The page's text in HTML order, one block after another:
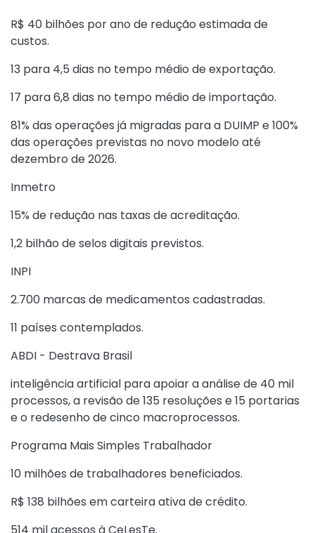
R$ 40 bilhões por ano de redução estimada de
custos.
13 para 4,5 dias no tempo médio de exportação.
17 para 6,8 dias no tempo médio de importação.
81% das operações já migradas para a DUIMP e 100%
das operações previstas no novo modelo até
dezembro de 2026.
Inmetro
15% de redução nas taxas de acreditação.
1,2 bilhão de selos digitais previstos.
INPI
2.700 marcas de medicamentos cadastradas.
11 países contemplados.
ABDI - Destrava Brasil
inteligência artificial para apoiar a análise de 40 mil
processos, a revisão de 135 resoluções e 15 portarias
e o redesenho de cinco macroprocessos.
Programa Mais Simples Trabalhador
10 milhões de trabalhadores beneficiados.
R$ 138 bilhões em carteira ativa de crédito.